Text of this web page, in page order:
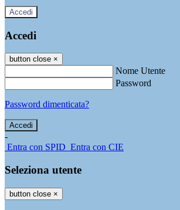
Accedi
Accedi
button close ×
Nome Utente
Password
Password dimenticata?
-
Entra con SPID Entra con CIE
Seleziona utente
button close ×